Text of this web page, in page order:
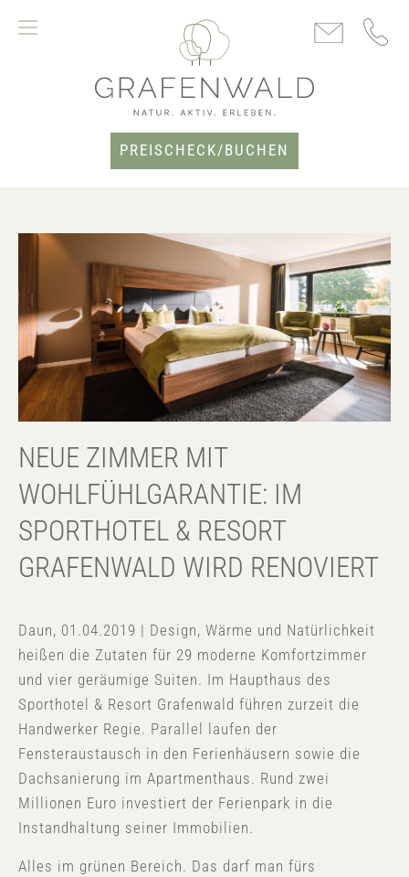
NEUE ZIMMER MIT
WOHLFÜHLGARANTIE: IM
SPORTHOTEL & RESORT
GRAFENWALD WIRD RENOVIERT
Daun, 01.04.2019 | Design, Wärme und Natürlichkeit
heißen die Zutaten für 29 moderne Komfortzimmer
und vier geräumige Suiten. Im Haupthaus des
Sporthotel & Resort Grafenwald führen zurzeit die
Handwerker Regie. Parallel laufen der
Fensteraustausch in den Ferienhäusern sowie die
Dachsanierung im Apartmenthaus. Rund zwei
Millionen Euro investiert der Ferienpark in die
Instandhaltung seiner Immobilien.
Alles im grünen Bereich. Das darf man fürs
PREISCHECK/BUCHEN